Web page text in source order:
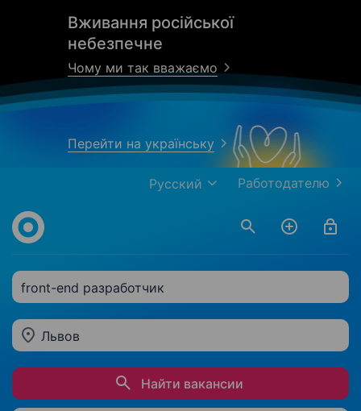
Вживання російської
небезпечне
Чому ми так вважаємо
Перейти на українську
Работодателю
Русский
front-end разработчик
Львов
Найти вакансии